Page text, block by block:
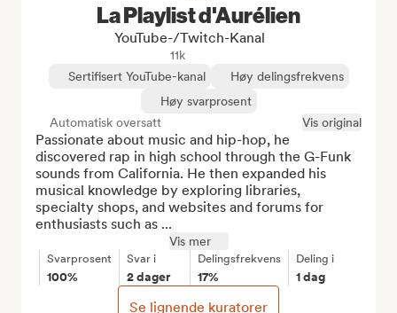
La Playlist d'Aurélien
YouTube-/Twitch-Kanal
11k
Sertifisert YouTube-kanal
Høy delingsfrekvens
Høy svarprosent
Automatisk oversatt
Vis original
Passionate about music and hip-hop, he
discovered rap in high school through the G-Funk
sounds from California. He then expanded his
musical knowledge by exploring libraries,
specialty shops, and websites and forums for
enthusiasts such as ...
Vis mer
Svarprosent
100%
Svar i
2 dager
Delingsfrekvens
17%
Deling i
1 dag
Se lignende kuratorer